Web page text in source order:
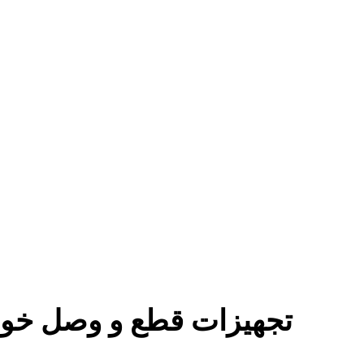
تجهیزات قطع و وصل